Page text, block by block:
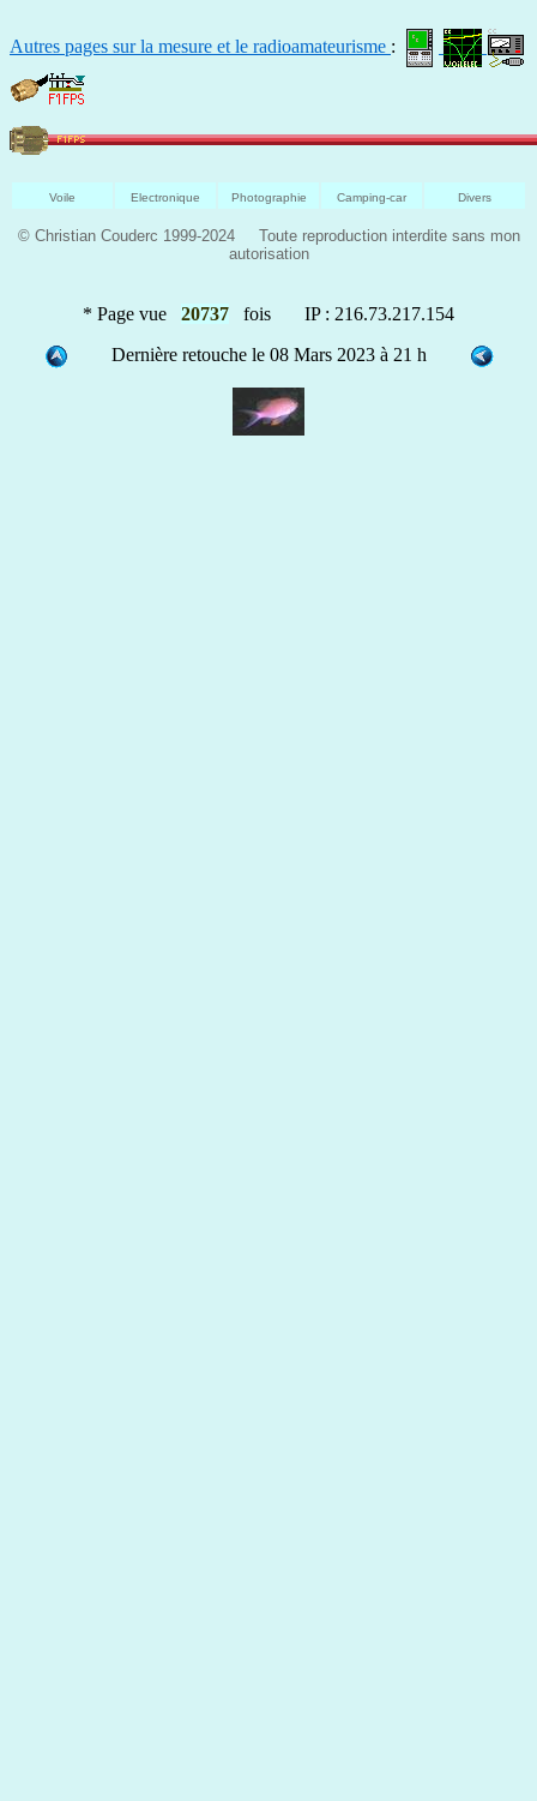
Autres pages sur la mesure et le radioamateurisme :
Voile Electronique Photographie Camping-car Divers
© Christian Couderc 1999-2024 Toute reproduction interdite sans mon
autorisation
* Page vue 20737 fois IP : 216.73.217.154
Dernière retouche le 08 Mars 2023 à 21 h